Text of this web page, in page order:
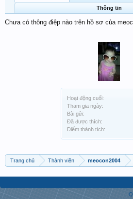
Hoạt động cuối:
Tham gia ngày:
Bài gửi:
Đã được thích:
Điểm thành tích:
Thông tin
Chưa có thông điệp nào trên hồ sơ của
Trang chủ Thành viên meocon2004